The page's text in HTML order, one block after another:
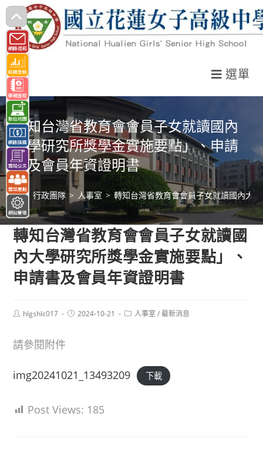
跳
轉
至
主
要
內
容
選單
轉知台灣省教育會會員子女就讀國內
大學研究所獎學金實施要點」、申請
書及會員年資證明書
> 行政團隊 > 人事室 > 轉知台灣省教育會會員子女就讀國內大
轉知台灣省教育會會員子女就讀國
內大學研究所獎學金實施要點」、
申請書及會員年資證明書
Posthlgshlc017
Post2024-10-21
Post人事室 / 最新消息
請參閱附件
img20241021_13493209 下載
Post Views: 185